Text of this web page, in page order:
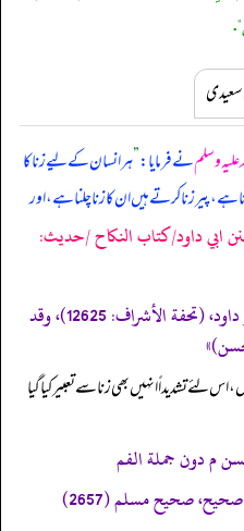
سعیدی
علیہ وسلمنے فرمایا:”ہر انسان کے لیے زنا کا
پیر زنا کرتے ہیں ان کا زنا چلنا ہے، اور
ابي داود/كتاب النكاح /حدیث:
«‏‏‏‏تفرد بہ أبو داود، (تحفة الأشراف: 12625)، وقد
اس لئے تشدیداً انہیں بھی زنا سے تعبیر کیا گیا
م دون جملة الفم
صحيح مسلم (2657)